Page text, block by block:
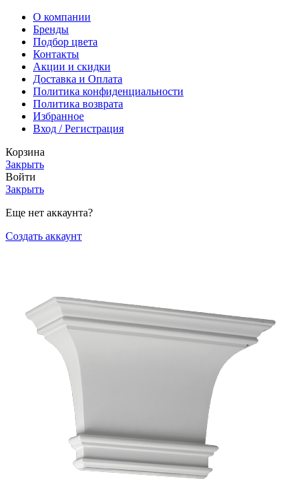
О компании
Бренды
Подбор цвета
Контакты
Акции и скидки
Доставка и Оплата
Политика конфиденциальности
Политика возврата
Избранное
Вход / Регистрация
Корзина
Закрыть
Войти
Закрыть
Еще нет аккаунта?
Создать аккаунт